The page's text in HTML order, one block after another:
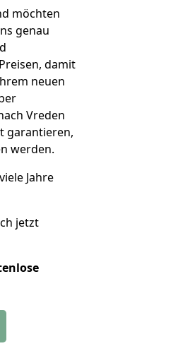
möchten
genau
damit
neuen
Vreden
garantieren,
werden.
Jahre
jetzt